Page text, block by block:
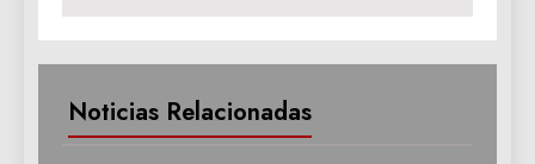
Noticias Relacionadas